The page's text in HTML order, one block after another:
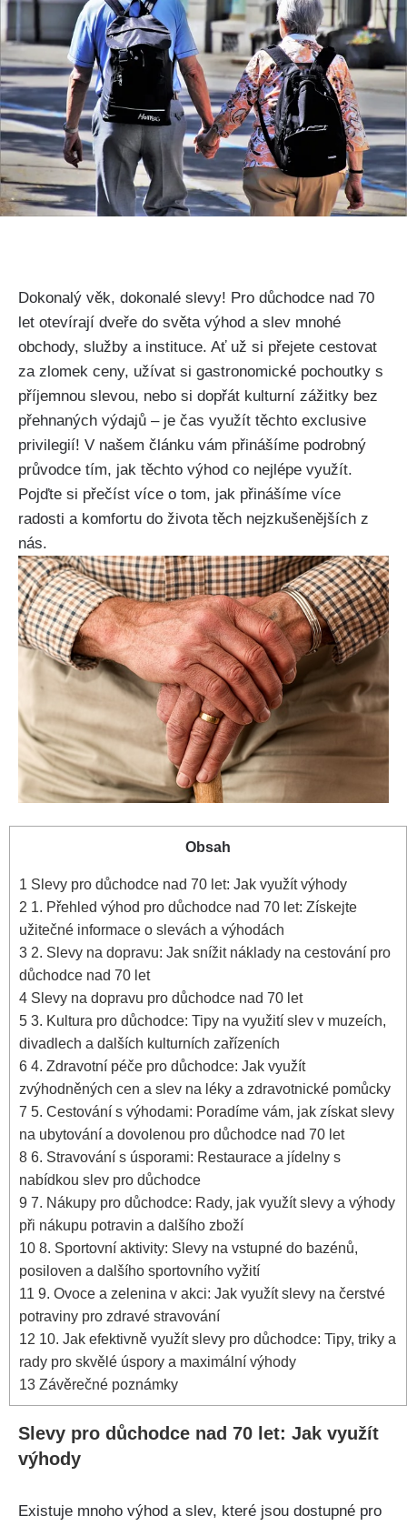
Dokonalý věk, dokonalé slevy! Pro důchodce nad 70
let otevírají dveře do světa výhod a slev mnohé
obchody, služby a instituce. Ať už si přejete cestovat
za zlomek ceny, užívat si gastronomické pochoutky s
příjemnou slevou, nebo si dopřát kulturní zážitky bez
přehnaných výdajů – je čas využít těchto exclusive
privilegií! V našem článku vám přinášíme podrobný
průvodce tím, jak těchto výhod co nejlépe využít.
Pojďte si přečíst více o tom, jak přinášíme více
radosti a komfortu do života těch nejzkušenějších z
nás.
Obsah
1 Slevy pro důchodce nad 70 let: Jak využít výhody
2 1. Přehled výhod pro důchodce nad 70 let: Získejte
užitečné informace o slevách a výhodách
3 2. Slevy na dopravu: Jak snížit náklady na cestování pro
důchodce nad 70 let
4 Slevy na dopravu pro důchodce nad 70 let
5 3. Kultura pro důchodce: Tipy na využití slev v muzeích,
divadlech a dalších kulturních zařízeních
6 4. Zdravotní péče pro důchodce: Jak využít
zvýhodněných cen a slev na léky a zdravotnické pomůcky
7 5. Cestování s výhodami: Poradíme vám, jak získat slevy
na ubytování a dovolenou pro důchodce nad 70 let
8 6. Stravování s úsporami: Restaurace a jídelny s
nabídkou slev pro důchodce
9 7. Nákupy pro důchodce: Rady, jak využít slevy a výhody
při nákupu potravin a dalšího zboží
10 8. Sportovní aktivity: Slevy na vstupné do bazénů,
posiloven a dalšího sportovního vyžití
11 9. Ovoce a zelenina v akci: Jak využít slevy na čerstvé
potraviny pro zdravé stravování
12 10. Jak efektivně využít slevy pro důchodce: Tipy, triky a
rady pro skvělé úspory a maximální výhody
13 Závěrečné poznámky
Slevy pro důchodce nad 70 let: Jak využít
výhody
Existuje mnoho výhod a slev, které jsou dostupné pro